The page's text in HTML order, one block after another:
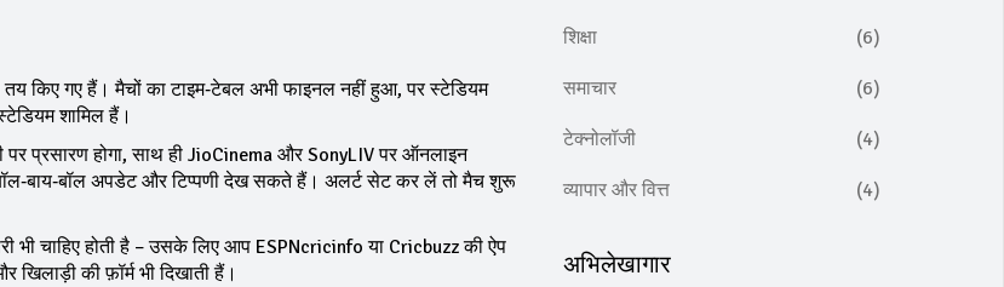
किए गए हैं। मैचों का टाइम‑टेबल अभी फाइनल नहीं हुआ, पर स्टेडियम
शामिल हैं।
प्रसारण होगा, साथ ही JioCinema और SonyLIV पर ऑनलाइन
बॉल‑बाय‑बॉल अपडेट और टिप्पणी देख सकते हैं। अलर्ट सेट कर लें तो मैच शुरू
भी चाहिए होती है – उसके लिए आप ESPNcricinfo या Cricbuzz की ऐप
की फ़ॉर्म भी दिखाती हैं।
शिक्षा (6)
समाचार (6)
टेक्नोलॉजी (4)
व्यापार और वित्त (4)
अभिलेखागार